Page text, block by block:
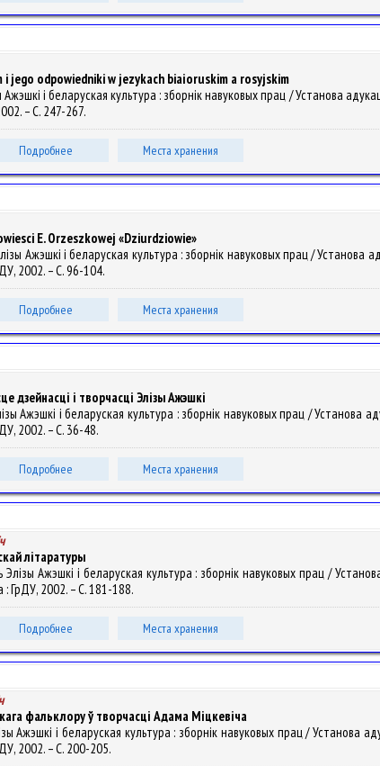
jego odpowiedniki w jezykach biaіoruskim a rosyjskim
і беларуская культура : зборнiк навуковых прац / Установа
– С. 247-267.
Подробнее Места хранения
E. Orzeszkowej «Dziurdziowie»
Ажэшкі і беларуская культура : зборнiк навуковых прац / Установа
2002. – С. 96-104.
Подробнее Места хранения
дзейнасці і творчасці Элізы Ажэшкі
Ажэшкі і беларуская культура : зборнiк навуковых прац / Установа
2002. – С. 36-48.
Подробнее Места хранения
літаратуры
Ажэшкі і беларуская культура : зборнiк навуковых прац /
: ГрДУ, 2002. – С. 181-188.
Подробнее Места хранения
фальклору ў творчасці Адама Міцкевіча
Ажэшкі і беларуская культура : зборнiк навуковых прац / Установа
2002. – С. 200-205.